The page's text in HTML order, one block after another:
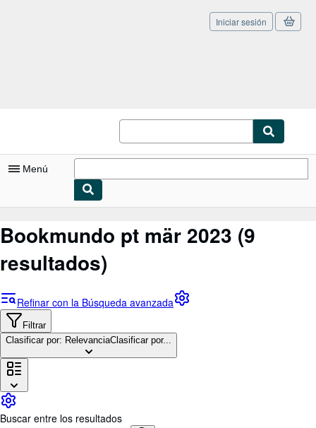
Pasar al contenido principal
Iniciar sesión
Menú
Consultar mis pedidos
Cerrar sesión
Búsqueda avanzada
Colecciones
Libros antiguos
Arte y coleccionismo
Vendedores
Comenzar a vender
Bookmundo pt mär 2023 (9
resultados)
Refinar con la Búsqueda avanzada
Filtrar
Clasificar por: RelevanciaClasificar por...
Buscar entre los resultados